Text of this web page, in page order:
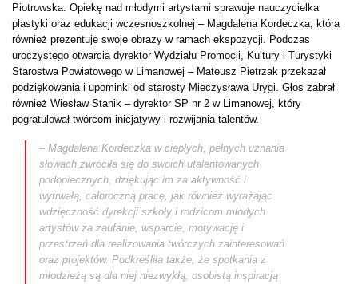
Piotrowska. Opiekę nad młodymi artystami sprawuje nauczycielka
plastyki oraz edukacji wczesnoszkolnej – Magdalena Kordeczka, która
również prezentuje swoje obrazy w ramach ekspozycji. Podczas
uroczystego otwarcia dyrektor Wydziału Promocji, Kultury i Turystyki
Starostwa Powiatowego w Limanowej – Mateusz Pietrzak przekazał
podziękowania i upominki od starosty Mieczysława Urygi. Głos zabrał
również Wiesław Stanik – dyrektor SP nr 2 w Limanowej, który
pogratulował twórcom inicjatywy i rozwijania talentów.
– Magdalena Kordeczka w ciepłych, pełnych uznania
słowach zwróciła się do swoich utalentowanych
podopiecznych, dziękując im za aktywność i
wytrwałą, całoroczną pracę, jak również wyrażając
wdzięczność dyrekcji szkoły i rodzicom młodych
artystów za zaufanie, wsparcie, motywację i
przestrzeń dla realizowania twórczych zainteresowań
oraz projektów. Podkreśliła także, że spotkania z
młodzieżą są dla niej niezwykłą, osobistą inspiracją